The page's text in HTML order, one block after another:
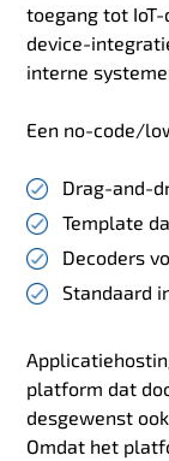
toegang tot
device-
interne
Een no-code/
Drag-and-
Template
Decoders
Standaard
platform dat
desgewenst
Omdat het